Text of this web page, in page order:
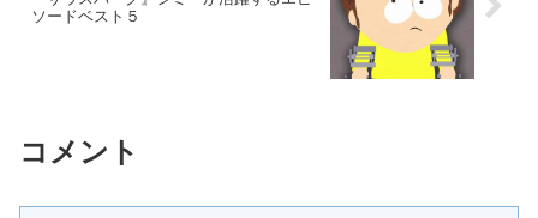
ソードベスト５
コメント